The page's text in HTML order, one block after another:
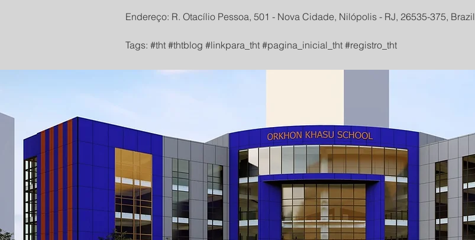
Endereço: R. Otacílio Pessoa, 501 - Nova Cidade, Nilópolis - RJ, 26535-375, Brazil
Tags: #tht #thtblog #linkpara_tht #pagina_inicial_tht #registro_tht